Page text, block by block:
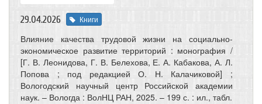
29.04.2026 Книги
Влияние качества трудовой жизни на социально-
экономическое развитие территорий : монография /
[Г. В. Леонидова, Г. В. Белехова, Е. А. Кабакова, А. Л.
Попова ; под редакцией О. Н. Калачиковой] ;
Вологодский научный центр Российской академии
наук. – Вологда : ВолНЦ РАН, 2025. – 199 с. : ил., табл.